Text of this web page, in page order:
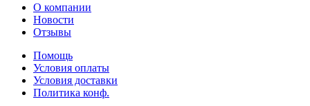
О компании
Новости
Отзывы
Помощь
Условия оплаты
Условия доставки
Политика конф.